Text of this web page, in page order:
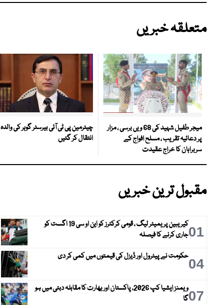
متعلقہ خبریں
میجر طفیل شہید کی 68 ویں برسی ، مزار
پر دعائیہ تقریب ، مسلح افواج کے
سربراہان کا خراج عقیدت
چیئرمین پی ٹی آئی بیرسٹر گوہر کی والدہ
انتقال کر گئیں
مقبول ترین خبریں
01
کیریبین پریمیئر لیگ ، قومی کرکٹرز کو این او سی 19 اگست کو
جاری کرنے کا فیصلہ
04حکومت نے پیٹرول اور ڈیزل کی قیمتوں میں کمی کر دی
07
ویمنز ایشیا کپ 2026، پاکستان اور بھارت کا مقابلہ دبئی میں ہو
گا